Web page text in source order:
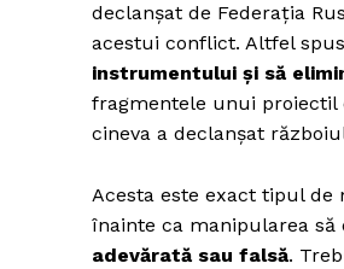
declanșat de Federația
acestui conflict. Altfel
instrumentului și să
fragmentele unui proiectil
cineva a declanșat
Acesta este exact tipul de
înainte ca manipularea să
adevărată sau falsă.